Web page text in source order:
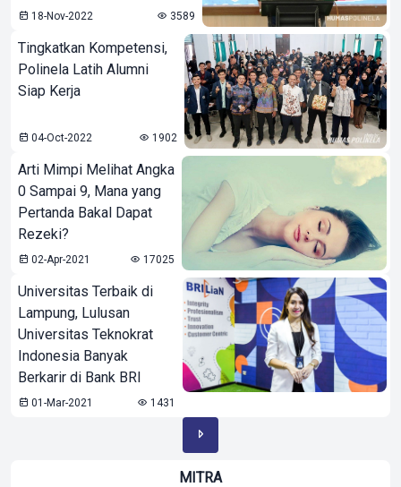
18-Nov-2022 3589
Tingkatkan Kompetensi,
Polinela Latih Alumni
Siap Kerja
04-Oct-2022 1902
Arti Mimpi Melihat Angka
0 Sampai 9, Mana yang
Pertanda Bakal Dapat
Rezeki?
02-Apr-2021 17025
Universitas Terbaik di
Lampung, Lulusan
Universitas Teknokrat
Indonesia Banyak
Berkarir di Bank BRI
01-Mar-2021 1431
MITRA